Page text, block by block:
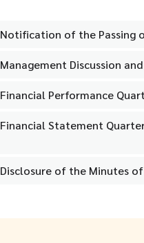
Notification of the Passing
Management Discussion
Financial Performance
Financial Statement
Disclosure of the Minutes